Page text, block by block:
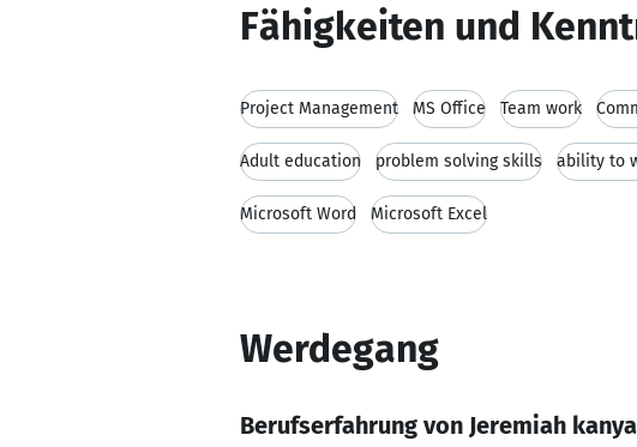
Fähigkeiten und
Project Management MS Office Team work
Adult education problem solving skills ability to
Microsoft Word Microsoft Excel
Werdegang
Berufserfahrung von Jeremiah